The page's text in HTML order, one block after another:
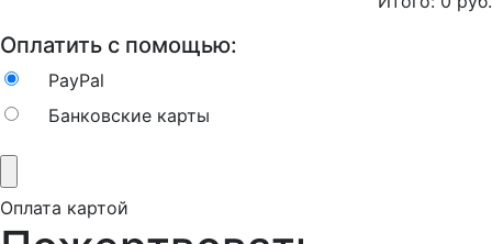
Оплатить с помощью:
PayPal
Банковские карты
Оплата картой